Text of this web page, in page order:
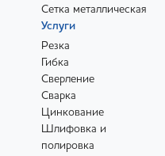
Сетка металлическая
Услуги
Резка
Гибка
Сверление
Сварка
Цинкование
Шлифовка и
полировка